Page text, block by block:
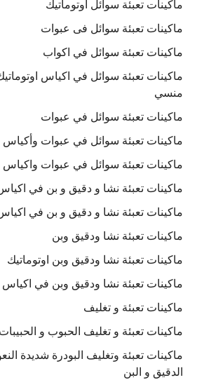
ماكينات تعبئة سوائل اوتوماتيك
ماكينات تعبئة سوائل فى عبوات
ماكينات تعبئة سوائل في اكواب
منسي
ماكينات تعبئة سوائل في عبوات
ماكينات تعبئة سوائل في عبوات وأكياس
ماكينات تعبئة سوائل في عبوات واكياس
ماكينات تعبئة نشا و دقيق و بن في
ماكينات تعبئة نشا و دقيق و بن في
ماكينات تعبئة نشا ودقيق وبن
ماكينات تعبئة نشا ودقيق وبن اوتوماتيك
ماكينات تعبئة نشا ودقيق وبن في اكياس
ماكينات تعبئة و تغليف
ماكينات تعبئة و تغليف الحبوب و الحبيبات
ماكينات تعبئة وتغليف البودرة شديدة
الدقيق و البن